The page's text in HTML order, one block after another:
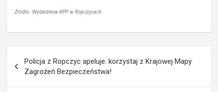
Źródło: Wydarzenia KPP w Ropczycach
wpisu
Policja z Ropczyc apeluje: korzystaj z Krajowej Mapy
Zagrożeń Bezpieczeństwa!
z
z
p
z
k
e
p